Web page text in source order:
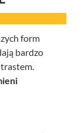
form
bardzo